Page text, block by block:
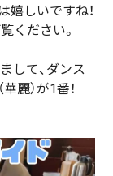
嬉しいですね！
ください。
して、ダンス
麗）が1番！